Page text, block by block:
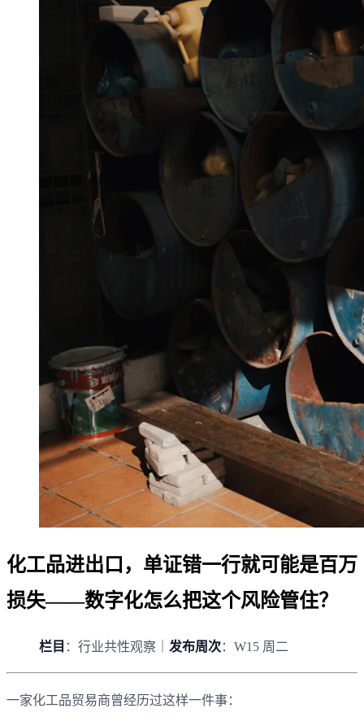
化工品进出口，单证错一行就可能是百万
损失——数字化怎么把这个风险管住？
栏目 ：行业共性观察｜ 发布周次：W15 周二
一家化工品贸易商曾经历过这样一件事：